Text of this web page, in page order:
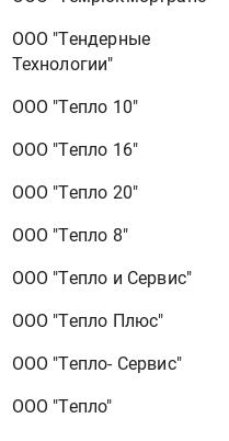
ООО "Тендерные
Технологии"
ООО "Тепло 10"
ООО "Тепло 16"
ООО "Тепло 20"
ООО "Тепло 8"
ООО "Тепло и Сервис"
ООО "Тепло Плюс"
ООО "Тепло- Сервис"
ООО "Тепло"